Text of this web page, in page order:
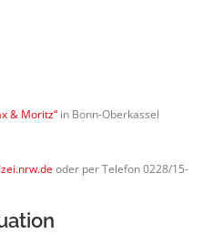
& Moritz“ in Bonn-Oberkassel
oder per Telefon 0228/15-